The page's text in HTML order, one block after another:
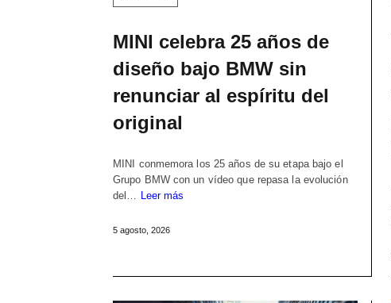
MINI celebra 25 años de
diseño bajo BMW sin
renunciar al espíritu del
original
MINI conmemora los 25 años de su etapa bajo el
Grupo BMW con un vídeo que repasa la evolución
del… Leer más
5 agosto, 2026